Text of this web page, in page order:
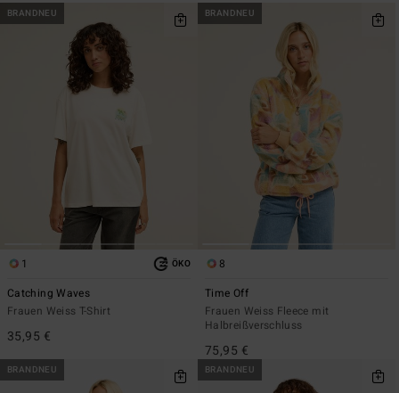
BRANDNEU
1 ÖKO
Catching Waves
Frauen Weiss T-Shirt
35,95 €
BRANDNEU
8
Time Off
Frauen Weiss Fleece mit
Halbreißverschluss
75,95 €
BRANDNEU BRANDNEU